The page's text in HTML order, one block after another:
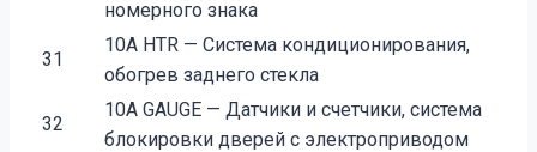
номерного знака
31
10A HTR — Система кондиционирования,
обогрев заднего стекла
32
10A GAUGE — Датчики и счетчики, система
блокировки дверей с электроприводом